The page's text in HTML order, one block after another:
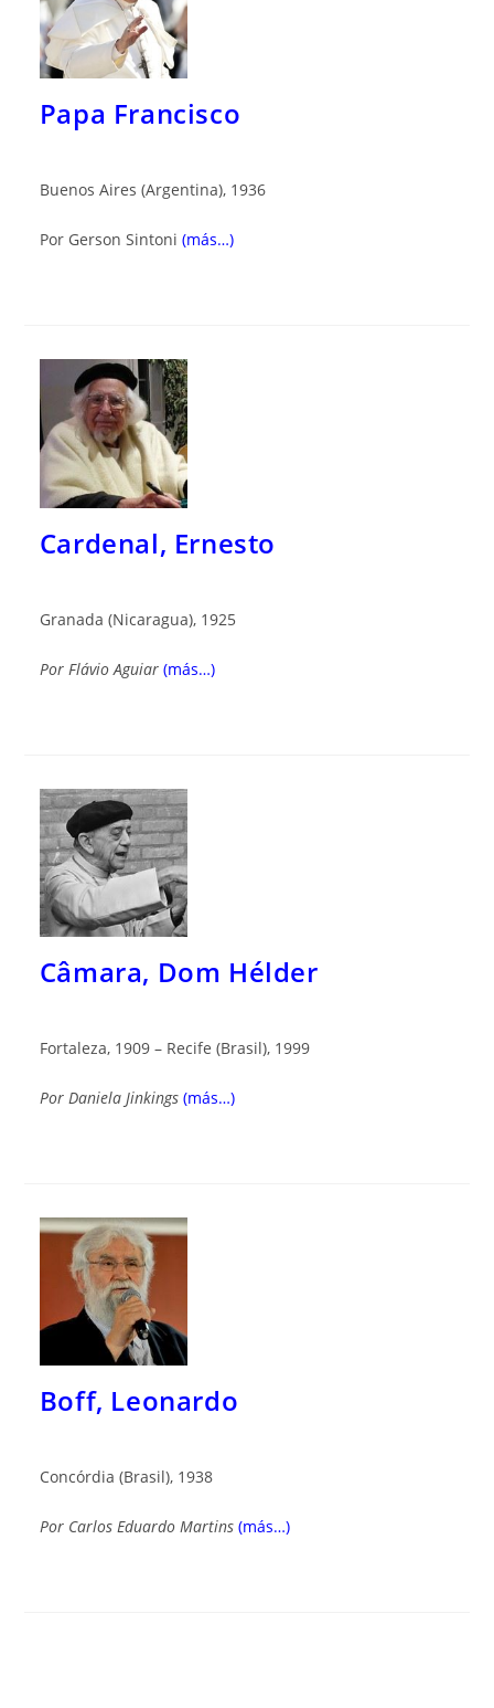
Papa Francisco
Buenos Aires (Argentina), 1936
Por Gerson Sintoni (más…)
Cardenal, Ernesto
Granada (Nicaragua), 1925
Por Flávio Aguiar (más…)
Câmara, Dom Hélder
Fortaleza, 1909 – Recife (Brasil), 1999
Por Daniela Jinkings (más…)
Boff, Leonardo
Concórdia (Brasil), 1938
Por Carlos Eduardo Martins (más…)